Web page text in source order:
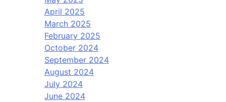
April 2025
March 2025
February 2025
October 2024
September 2024
August 2024
July 2024
June 2024